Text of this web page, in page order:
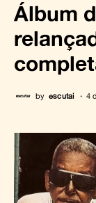
Álbum
by escutai 4